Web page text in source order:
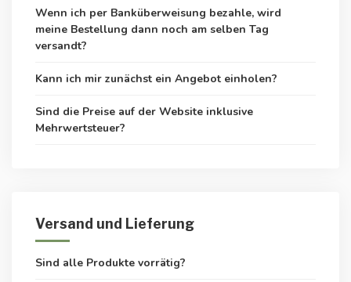
Wenn ich per Banküberweisung bezahle, wird
meine Bestellung dann noch am selben Tag
versandt?
Kann ich mir zunächst ein Angebot einholen?
Sind die Preise auf der Website inklusive
Mehrwertsteuer?
Versand und Lieferung
Sind alle Produkte vorrätig?